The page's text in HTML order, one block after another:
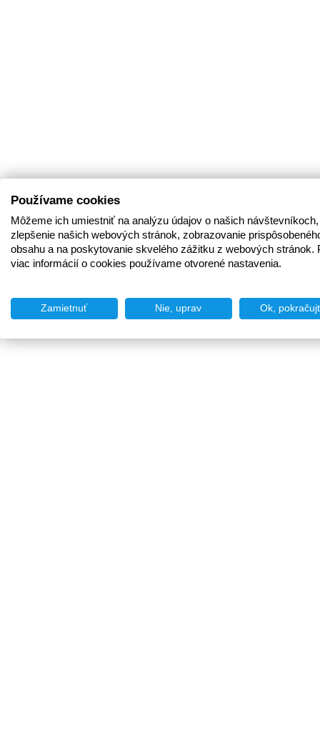
Používame cookies
Môžeme ich umiestniť na analýzu údajov o našich
zlepšenie našich webových stránok, zobrazovanie
obsahu a na poskytovanie skvelého zážitku z webových stránok.
viac informácií o cookies používame otvorené nastavenia.
Zamietnuť Nie, uprav Ok,